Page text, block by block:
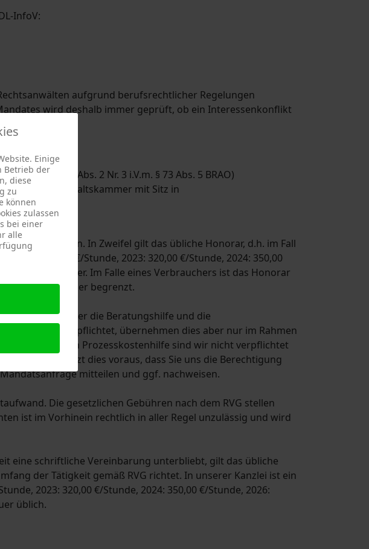
InfoV:
aufgrund berufsrechtlicher Regelungen
wird deshalb immer geprüft, ob ein Interessenkonflikt
(§ 73 Abs. 2 Nr. 3 i.V.m. § 73 Abs. 5 BRAO)
mit Sitz in
)
zu vereinbaren. In Zweifel gilt das übliche Honorar, d.h. im Fall
(2022: 300,00 €/Stunde, 2023: 320,00 €/Stunde, 2024: 350,00
Umsatzsteuer. Im Falle eines Verbrauchers ist das Honorar
und Umsatzsteuer begrenzt.
Regelungen über die Beratungshilfe und die
sind wir verpflichtet, übernehmen dies aber nur im Rahmen
Grundlage von Prozesskostenhilfe sind wir nicht verpflichtet
hinaus setzt dies voraus, dass Sie uns die Berechtigung
mitteilen und ggf. nachweisen.
Die gesetzlichen Gebühren nach dem RVG stellen
ist im Vorhinein rechtlich in aller Regel unzulässig und wird
eine schriftliche Vereinbarung unterbliebt, gilt das übliche
der Tätigkeit gemäß RVG richtet. In unserer Kanzlei ist ein
2023: 320,00 €/Stunde, 2024: 350,00 €/Stunde, 2026:
üblich.
Einige
Betrieb der
diese
zu
können
zulassen
bei einer
alle